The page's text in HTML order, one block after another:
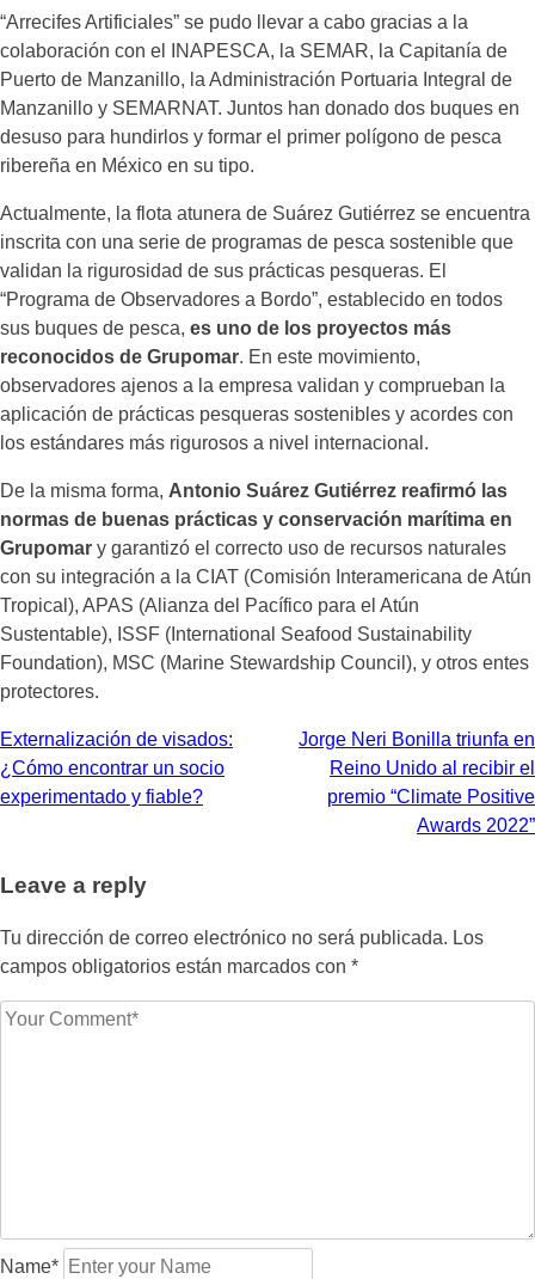
“Arrecifes Artificiales” se pudo llevar a cabo gracias a la
colaboración con el INAPESCA, la SEMAR, la Capitanía de
Puerto de Manzanillo, la Administración Portuaria Integral de
Manzanillo y SEMARNAT. Juntos han donado dos buques en
desuso para hundirlos y formar el primer polígono de pesca
ribereña en México en su tipo.
Actualmente, la flota atunera de Suárez Gutiérrez se encuentra
inscrita con una serie de programas de pesca sostenible que
validan la rigurosidad de sus prácticas pesqueras. El
“Programa de Observadores a Bordo”, establecido en todos
sus buques de pesca, es uno de los proyectos más
reconocidos de Grupomar. En este movimiento,
observadores ajenos a la empresa validan y comprueban la
aplicación de prácticas pesqueras sostenibles y acordes con
los estándares más rigurosos a nivel internacional.
De la misma forma, Antonio Suárez Gutiérrez reafirmó las
normas de buenas prácticas y conservación marítima en
Grupomar y garantizó el correcto uso de recursos naturales
con su integración a la CIAT (Comisión Interamericana de Atún
Tropical), APAS (Alianza del Pacífico para el Atún
Sustentable), ISSF (International Seafood Sustainability
Foundation), MSC (Marine Stewardship Council), y otros entes
protectores.
Navegación
de
Externalización de visados:
¿Cómo encontrar un socio
experimentado y fiable?
Jorge Neri Bonilla triunfa en
Reino Unido al recibir el
premio “Climate Positive
Awards 2022”
Leave a reply
Tu dirección de correo electrónico no será publicada. Los
campos obligatorios están marcados con *
Name*